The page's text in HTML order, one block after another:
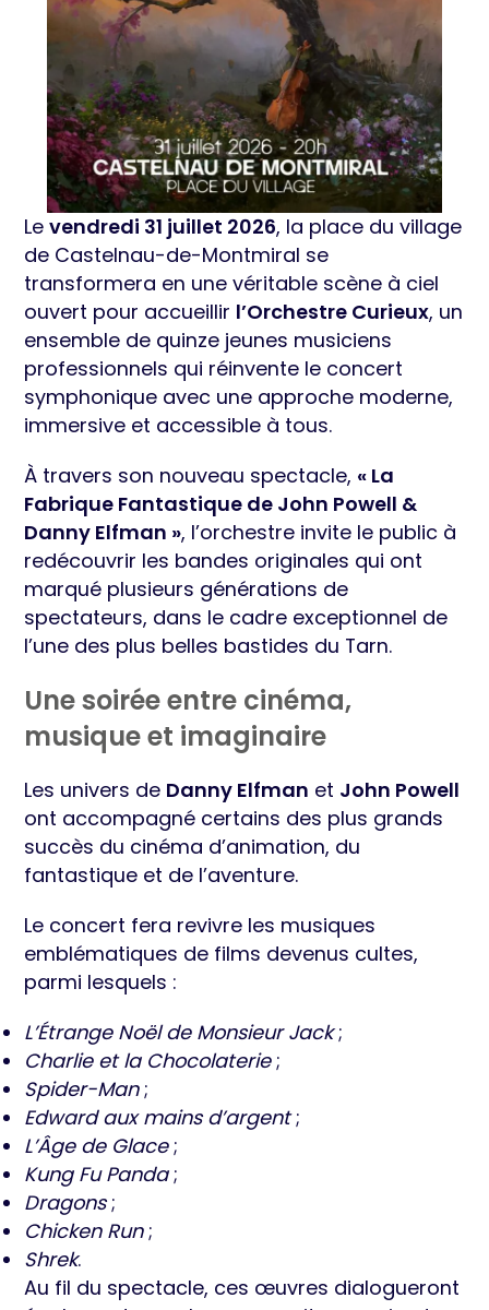
Levendredi 31 juillet 2026, la place du village
de Castelnau-de-Montmiral se
transformera en une véritable scène à ciel
ouvert pour accueillir l’Orchestre Curieux, un
ensemble de quinze jeunes musiciens
professionnels qui réinvente le concert
symphonique avec une approche moderne,
immersive et accessible à tous.
À travers son nouveau spectacle, « La
Fabrique Fantastique de John Powell &
Danny Elfman », l’orchestre invite le public à
redécouvrir les bandes originales qui ont
marqué plusieurs générations de
spectateurs, dans le cadre exceptionnel de
l’une des plus belles bastides du Tarn.
Une soirée entre cinéma,
musique et imaginaire
Les univers de Danny Elfman et John Powell
ont accompagné certains des plus grands
succès du cinéma d’animation, du
fantastique et de l’aventure.
Le concert fera revivre les musiques
emblématiques de films devenus cultes,
parmi lesquels :
L’Étrange Noël de Monsieur Jack;
Charlie et la Chocolaterie;
Spider-Man;
Edward aux mains d’argent;
L’Âge de Glace;
Kung Fu Panda;
Dragons;
Chicken Run;
Shrek.
Au fil du spectacle, ces œuvres dialogueront